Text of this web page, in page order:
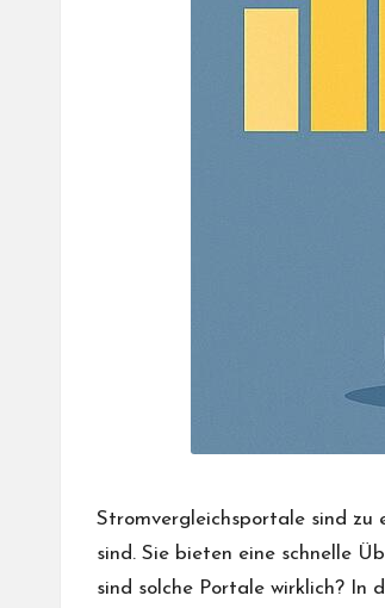
Stromvergleichsportale sind zu
sind. Sie bieten eine schnelle
sind solche Portale wirklich? In